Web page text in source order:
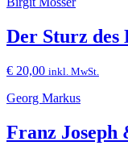
Der Sturz des
€ 20,00 inkl. MwSt.
Georg Markus
Franz Joseph